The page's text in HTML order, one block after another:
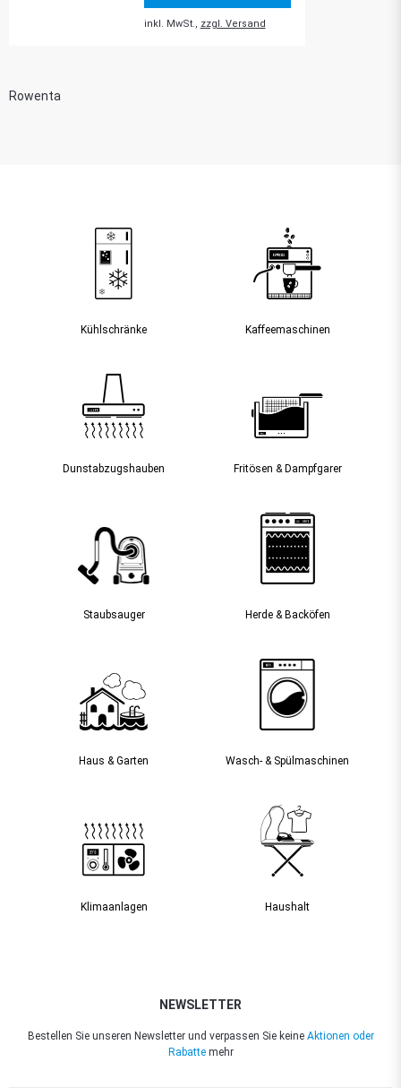
inkl. MwSt., zzgl. Versand
Rowenta
Kühlschränke Kaffee­maschinen
Dunst­abzugs­hauben Fritösen & Dampfgarer
Staubsauger­ Herde & Backöfen
Haus & Garten Wasch- & Spülmaschinen
Klimaanlagen Haushalt
NEWSLETTER
Bestellen Sie unseren Newsletter und verpassen Sie keine Aktionen oder
Rabattemehr